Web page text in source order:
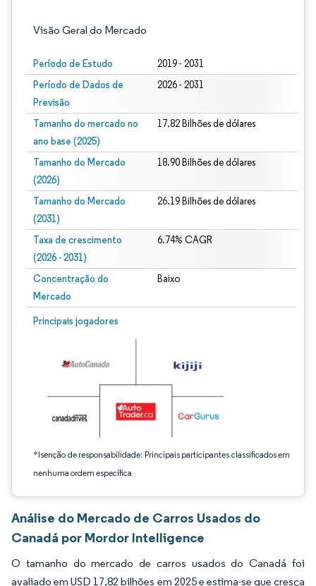
Visão Geral do Mercado
Período de Estudo 2019 - 2031
Período de Dados de
Previsão
2026 - 2031
Tamanho do mercado no
ano base (2025)
17.82 Bilhões de dólares
Tamanho do Mercado
(2026)
18.90 Bilhões de dólares
Tamanho do Mercado
(2031)
26.19 Bilhões de dólares
Taxa de crescimento
(2026 - 2031)
6.74% CAGR
Concentração do
Mercado
Baixo
Principais jogadores
*Isenção de responsabilidade: Principais participantes classificados em
nenhuma ordem específica
Imagem © Mordor Intelligence. O reuso requer atribuição conforme CC BY 4.0.
Análise do Mercado de Carros Usados do
Canadá por Mordor Intelligence
O tamanho do mercado de carros usados do Canadá foi
avaliado em USD 17,82 bilhões em 2025 e estima-se que cresça